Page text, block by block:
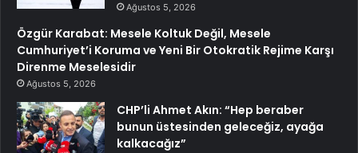
Ağustos 5, 2026
Özgür Karabat: Mesele Koltuk Değil, Mesele
Cumhuriyet’i Koruma ve Yeni Bir Otokratik Rejime Karşı
Direnme Meselesidir
Ağustos 5, 2026
CHP’li Ahmet Akın: “Hep beraber
bunun üstesinden geleceğiz, ayağa
kalkacağız”